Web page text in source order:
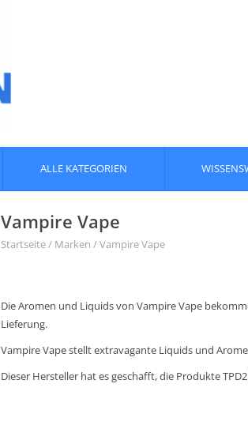
ALLE KATEGORIEN
Vampire Vape
Startseite/ Marken /Vampire Vape
Die Aromen und Liquids von Vampire Vape
Lieferung.
Vampire Vape stellt extravagante Liquids und
Dieser Hersteller hat es geschafft, die Produkte